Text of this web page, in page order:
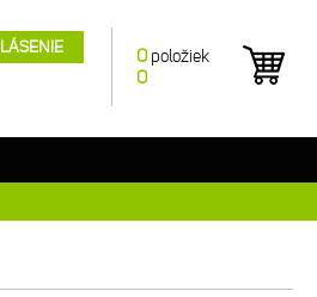
0 položiek
0